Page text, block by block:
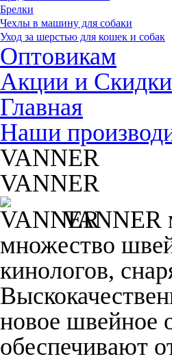
Брелки
Чехлы в машину для собаки
Уход за шерстью для кошек и собак
Оптовикам
Акции и Скидки
Главная
Наши
VANNER
VANNER
VANNER
множество
кинологов,
новое швейное
обеспечивают